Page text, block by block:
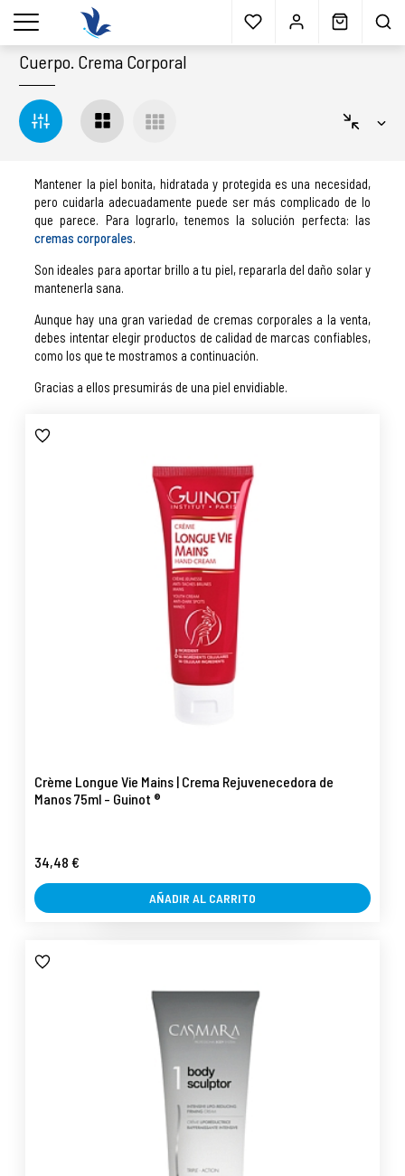
Envío gratisa partir 40€* Muestras gratis Blog
menu
Cuerpo. Crema Corporal
Mantener la piel bonita, hidratada y protegida es una necesidad,
pero cuidarla adecuadamente puede ser más complicado de lo
que parece. Para lograrlo, tenemos la solución perfecta: las
cremas corporales.
Son ideales para aportar brillo a tu piel, repararla del daño solar y
mantenerla sana.
Aunque hay una gran variedad de cremas corporales a la venta,
debes intentar elegir productos de calidad de marcas confiables,
como los que te mostramos a continuación.
Gracias a ellos presumirás de una piel envidiable.
Crème Longue Vie Mains | Crema Rejuvenecedora de
Manos 75ml - Guinot ®
34,48 €
AÑADIR AL CARRITO